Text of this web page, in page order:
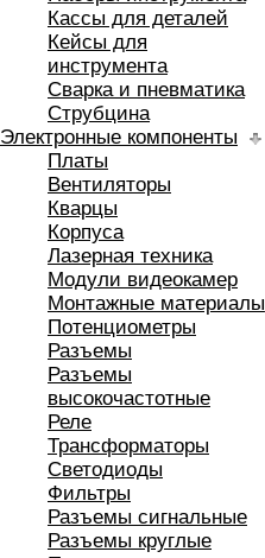
Кассы для деталей
Кейсы для
инструмента
Сварка и пневматика
Струбцина
Электронные компоненты
Платы
Вентиляторы
Кварцы
Корпуса
Лазерная техника
Модули видеокамер
Монтажные материалы
Потенциометры
Разъемы
Разъемы
высокочастотные
Реле
Трансформаторы
Светодиоды
Фильтры
Разъемы сигнальные
Разъемы круглые